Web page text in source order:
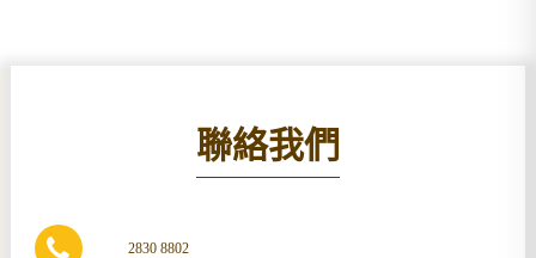
聯絡我們
2830 8802